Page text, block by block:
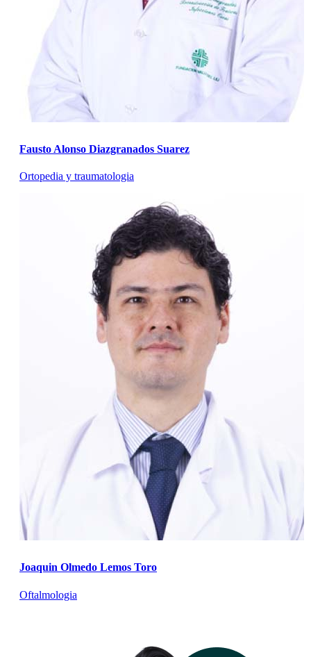
Fausto Alonso Diazgranados Suarez
Ortopedia y traumatologia
Joaquin Olmedo Lemos Toro
Oftalmologia